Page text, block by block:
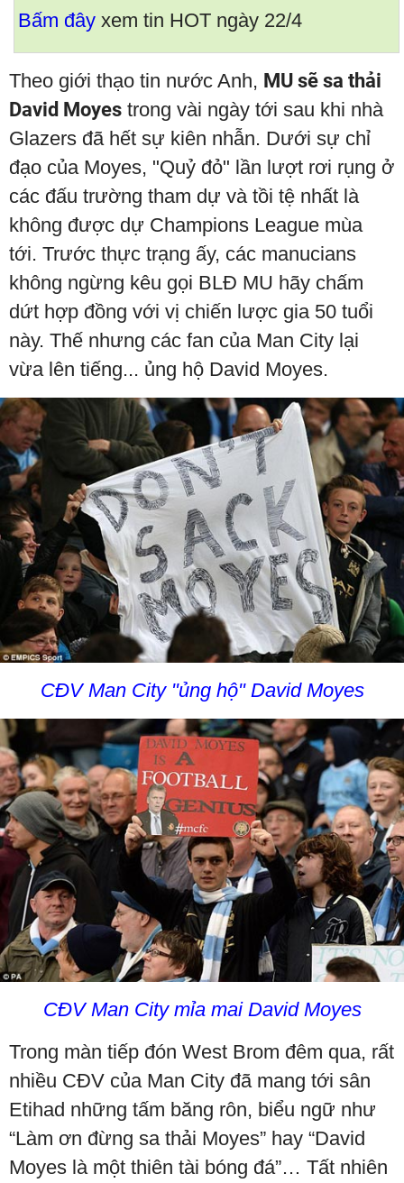
Bấm đây xem tin HOT ngày 22/4
Theo giới thạo tin nước Anh, MU sẽ sa thải
David Moyes trong vài ngày tới sau khi nhà
Glazers đã hết sự kiên nhẫn. Dưới sự chỉ
đạo của Moyes, "Quỷ đỏ" lần lượt rơi rụng ở
các đấu trường tham dự và tồi tệ nhất là
không được dự Champions League mùa
tới. Trước thực trạng ấy, các manucians
không ngừng kêu gọi BLĐ MU hãy chấm
dứt hợp đồng với vị chiến lược gia 50 tuổi
này. Thế nhưng các fan của Man City lại
vừa lên tiếng... ủng hộ David Moyes.
CĐV Man City "ủng hộ" David Moyes
CĐV Man City mỉa mai David Moyes
Trong màn tiếp đón West Brom đêm qua, rất
nhiều CĐV của Man City đã mang tới sân
Etihad những tấm băng rôn, biểu ngữ như
“Làm ơn đừng sa thải Moyes” hay “David
Moyes là một thiên tài bóng đá”… Tất nhiên